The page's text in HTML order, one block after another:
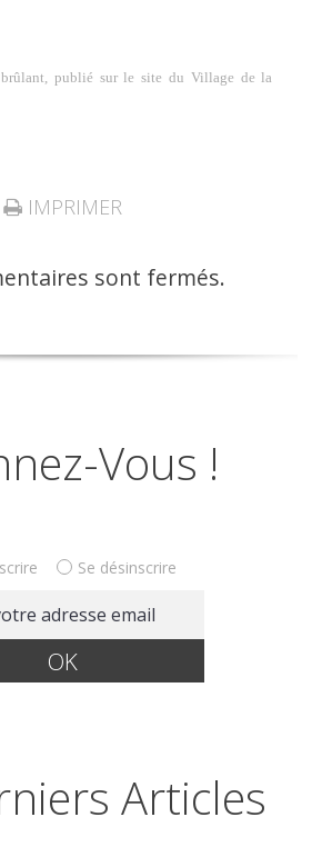
publié sur le site du Village de la
IMPRIMER
sont fermés.
Vous !
Se désinscrire
Articles